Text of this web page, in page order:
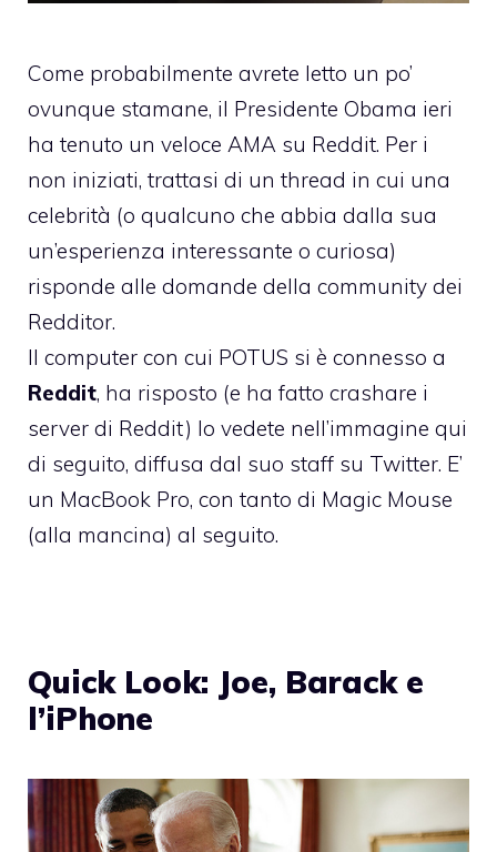
Come probabilmente avrete letto un po’
ovunque stamane, il Presidente Obama ieri
ha tenuto un veloce AMA su Reddit. Per i
non iniziati, trattasi di un thread in cui una
celebrità (o qualcuno che abbia dalla sua
un’esperienza interessante o curiosa)
risponde alle domande della community dei
Redditor.
Il computer con cui POTUS si è connesso a
Reddit, ha risposto (e ha fatto crashare i
server di Reddit) lo vedete nell’immagine qui
di seguito, diffusa dal suo staff su Twitter. E’
un MacBook Pro, con tanto di Magic Mouse
(alla mancina) al seguito.
Quick Look: Joe, Barack e
l’iPhone